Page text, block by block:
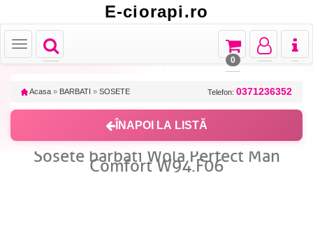
E-ciorapi.ro
Toggle
navigation
Toggle
Toggle
navigation
Toggle
navigation
Toggle
navigation
0
Acasa » BARBATI » SOSETE Telefon: 0371236352
ÎNAPOI LA LISTĂ
Sosete barbati Wola Perfect Man
Comfort W94.F06